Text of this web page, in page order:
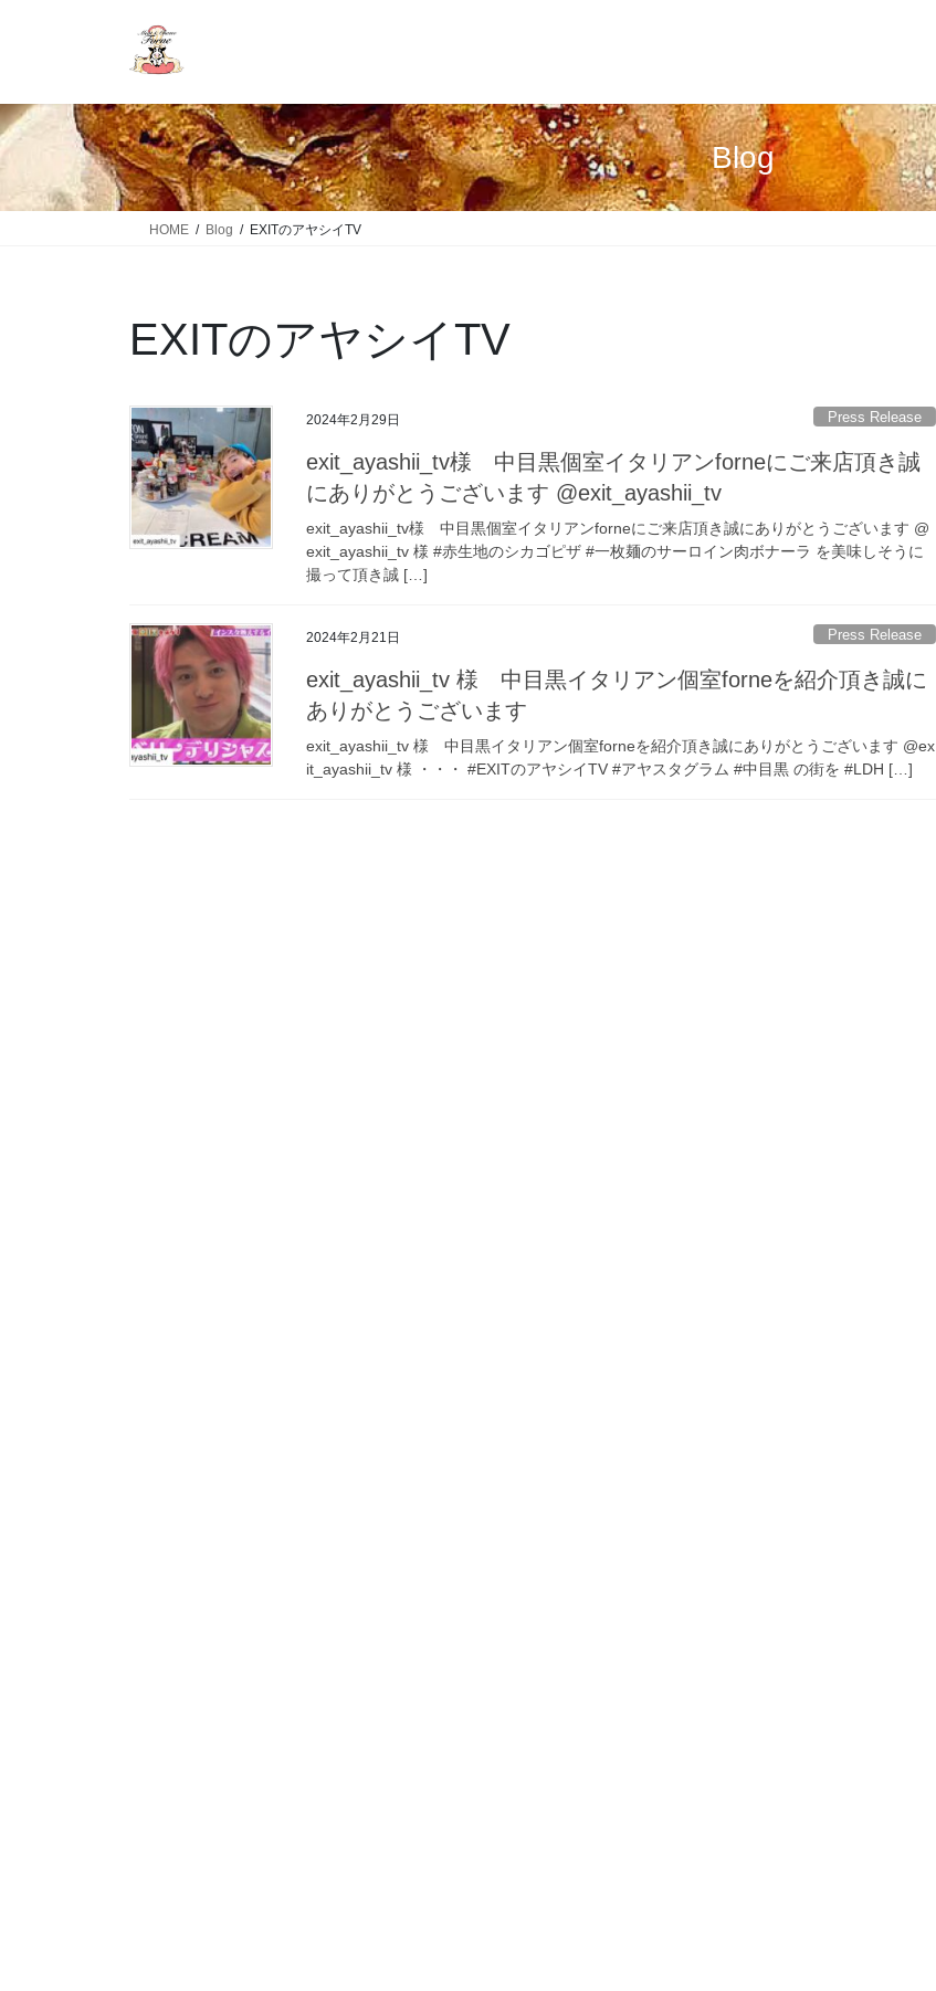
Blog
HOME Blog EXITのアヤシイTV
EXITのアヤシイTV
2024年2月29日 Press Release
exit_ayashii_tv様 中目黒個室イタリアンforneにご来店頂き誠
にありがとうございます @exit_ayashii_tv
exit_ayashii_tv様 中目黒個室イタリアンforneにご来店頂き誠にありがとうございます @
exit_ayashii_tv 様 #赤生地のシカゴピザ #一枚麺のサーロイン肉ボナーラ を美味しそうに
撮って頂き誠 […]
2024年2月21日 Press Release
exit_ayashii_tv 様 中目黒イタリアン個室forneを紹介頂き誠に
ありがとうございます
exit_ayashii_tv 様 中目黒イタリアン個室forneを紹介頂き誠にありがとうございます @ex
it_ayashii_tv 様 ・・・ #EXITのアヤシイTV #アヤスタグラム #中目黒 の街を #LDH […]